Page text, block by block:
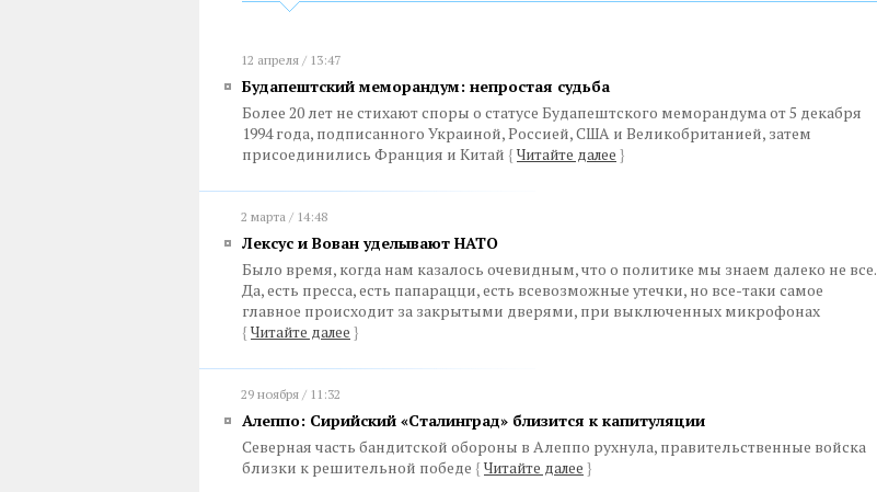
12 апреля / 13:47
Будапештский меморандум: непростая судьба
Более 20 лет не стихают споры о статусе Будапештского меморандума от 5 декабря
1994 года, подписанного Украиной, Россией, США и Великобританией, затем
присоединились Франция и Китай { Читайте далее }
2 марта / 14:48
Лексус и Вован уделывают НАТО
Было время, когда нам казалось очевидным, что о политике мы знаем далеко не все.
Да, есть пресса, есть папарацци, есть всевозможные утечки, но все-таки самое
главное происходит за закрытыми дверями, при выключенных микрофонах
{ Читайте далее }
29 ноября / 11:32
Алеппо: Сирийский «Сталинград» близится к капитуляции
Северная часть бандитской обороны в Алеппо рухнула, правительственные войска
близки к решительной победе { Читайте далее }